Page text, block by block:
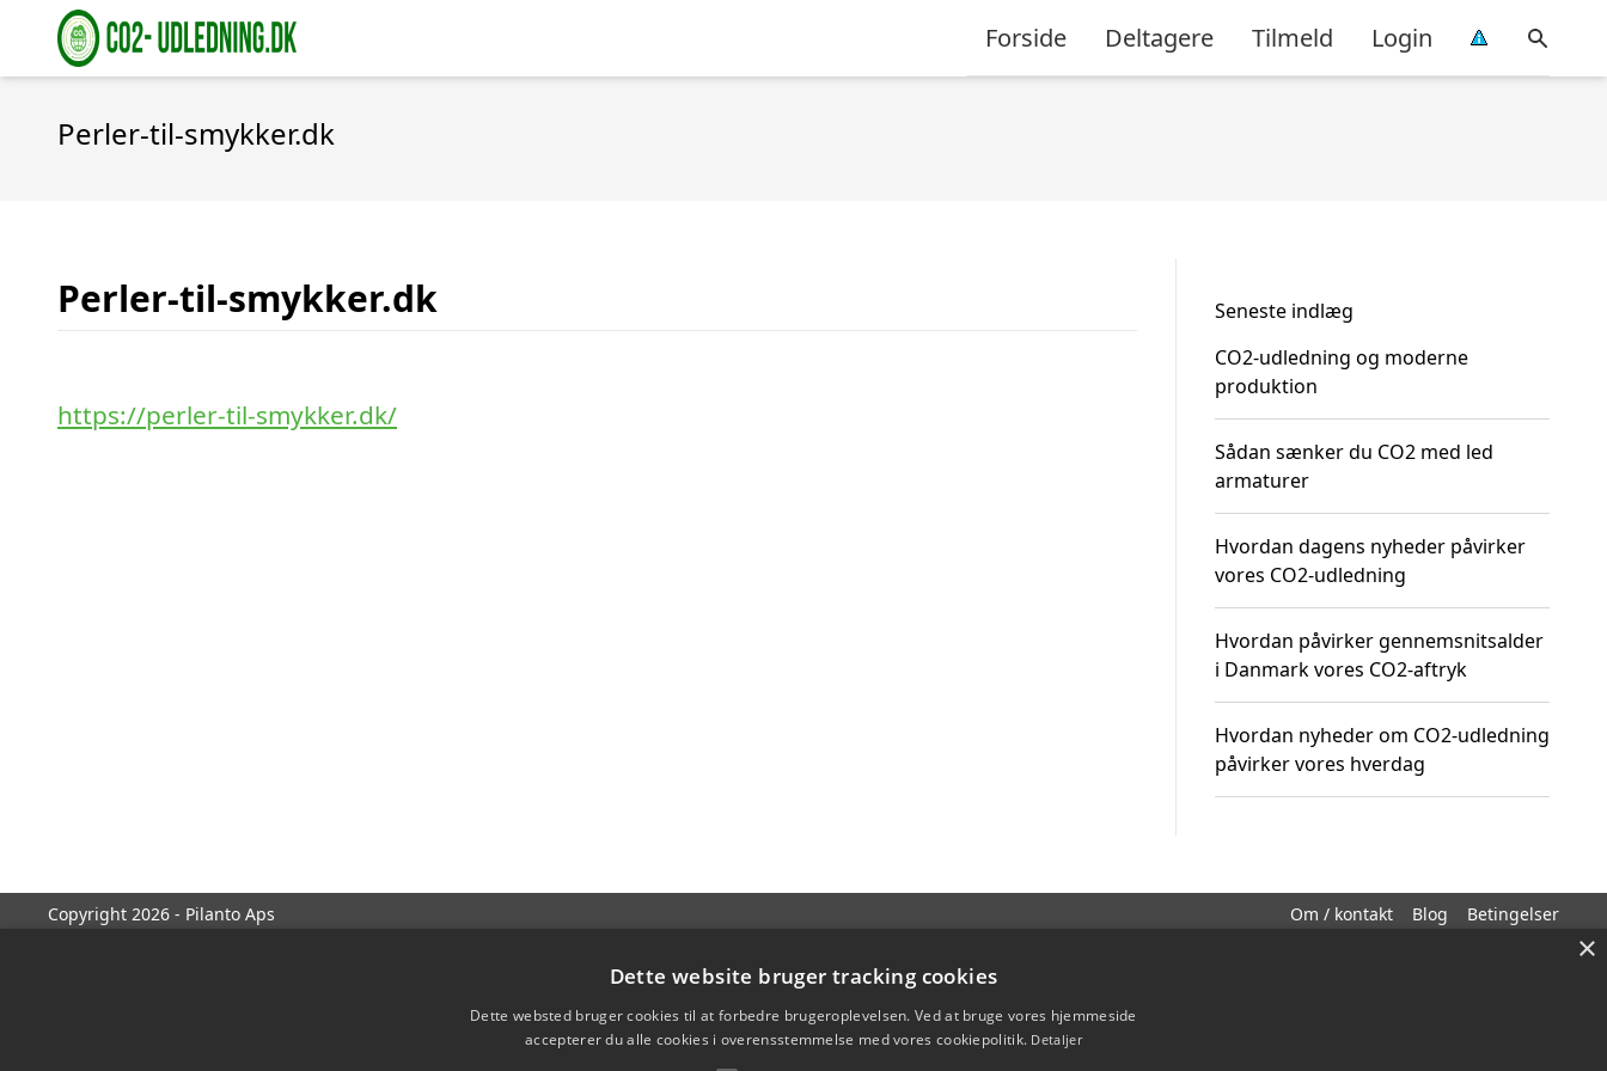
Forside Deltagere Tilmeld Login
Perler-til-smykker.dk
Perler-til-smykker.dk
https://perler-til-smykker.dk/
Seneste indlæg
CO2-udledning og moderne
produktion
Sådan sænker du CO2 med led
armaturer
Hvordan dagens nyheder påvirker
vores CO2-udledning
Hvordan påvirker gennemsnitsalder
i Danmark vores CO2-aftryk
Hvordan nyheder om CO2-udledning
påvirker vores hverdag
Copyright 2026 - Pilanto Aps Om / kontakt Blog Betingelser
×
Dette website bruger tracking cookies
Dette websted bruger cookies til at forbedre brugeroplevelsen. Ved at bruge vores hjemmeside
accepterer du alle cookies i overensstemmelse med vores cookiepolitik. Detaljer